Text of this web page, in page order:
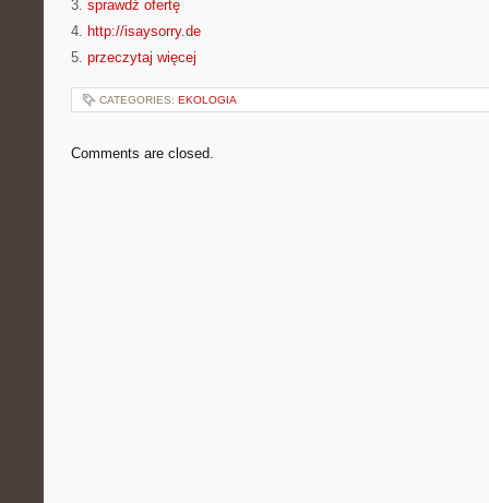
3. sprawdź ofertę
4. http://isaysorry.de
5. przeczytaj więcej
CATEGORIES: EKOLOGIA
Comments are closed.